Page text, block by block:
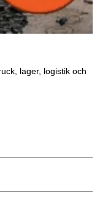
lager, logistik och